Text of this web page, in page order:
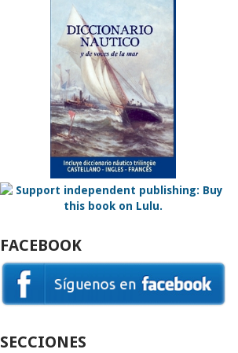
FACEBOOK
SECCIONES